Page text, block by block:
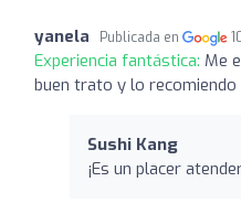
yanela Publicada en
Experiencia fantástica: Me
buen trato y lo
Sushi Kang
¡Es un placer